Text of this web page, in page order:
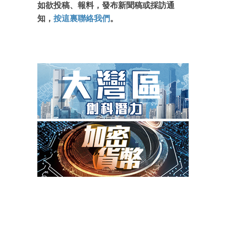
如欲投稿、報料，發布新聞稿或採訪通
知， 按這裏聯絡我們。